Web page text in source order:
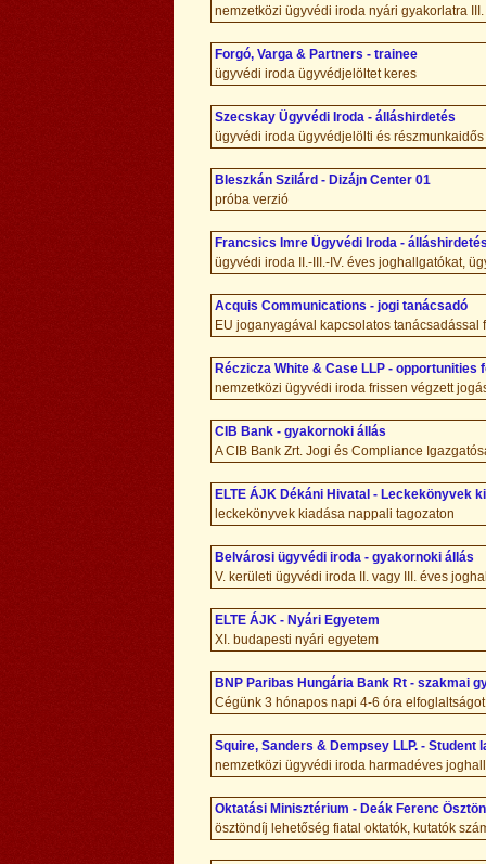
nemzetközi ügyvédi iroda nyári gyakorlatra
Forgó, Varga & Partners - trainee
ügyvédi iroda ügyvédjelöltet keres
Szecskay Ügyvédi Iroda - álláshirdetés
ügyvédi iroda ügyvédjelölti és
Bleszkán Szilárd - Dizájn Center 01
próba verzió
Francsics Imre Ügyvédi Iroda -
ügyvédi iroda II.-III.-IV. éves joghallgatókat,
Acquis Communications - jogi tanácsadó
EU joganyagával kapcsolatos
Réczicza White & Case LLP - opportunities
nemzetközi ügyvédi iroda frissen végzett
CIB Bank - gyakornoki állás
A CIB Bank Zrt. Jogi és Compliance
ELTE ÁJK Dékáni Hivatal - Leckekönyvek
leckekönyvek kiadása nappali tagozaton
Belvárosi ügyvédi iroda - gyakornoki állás
V. kerületi ügyvédi iroda II. vagy III. éves
ELTE ÁJK - Nyári Egyetem
XI. budapesti nyári egyetem
BNP Paribas Hungária Bank Rt - szakmai
Cégünk 3 hónapos napi 4-6 óra
Squire, Sanders & Dempsey LLP. - Student
nemzetközi ügyvédi iroda harmadéves
Oktatási Minisztérium - Deák Ferenc
ösztöndíj lehetőség fiatal oktatók, kutatók